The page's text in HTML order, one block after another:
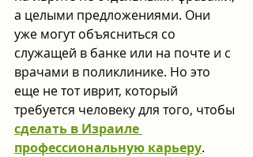
а целыми предложениями. Они
уже могут объясниться со
служащей в банке или на почте и с
врачами в поликлинике. Но это
еще не тот иврит, который
требуется человеку для того, чтобы
сделать в Израиле
профессиональную карьеру.